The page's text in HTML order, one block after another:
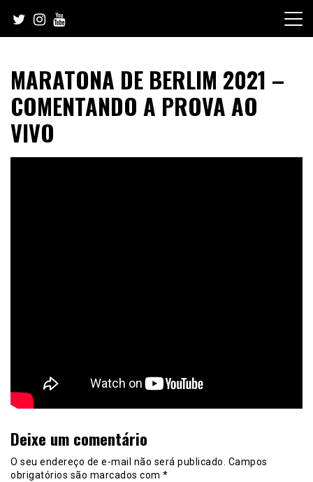
content
MARATONA DE BERLIM 2021 –
COMENTANDO A PROVA AO
VIVO
Deixe um comentário
O seu endereço de e-mail não será publicado. Campos
obrigatórios são marcados com *